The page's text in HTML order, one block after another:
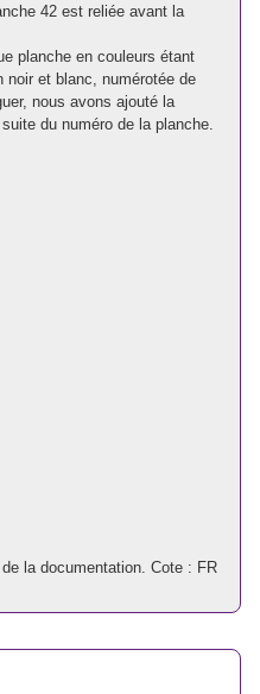
42 est reliée avant la
planche en couleurs étant
noir et blanc, numérotée de
nous avons ajouté la
du numéro de la planche.
la documentation. Cote : FR